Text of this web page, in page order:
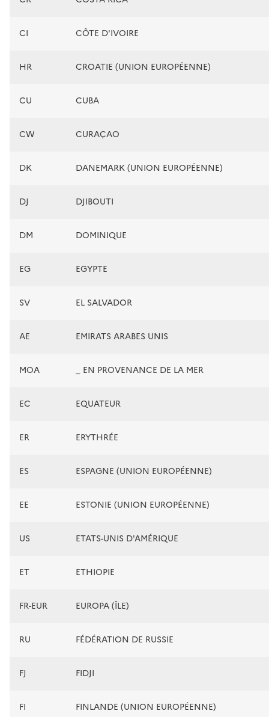
CI CÔTE D'IVOIRE
HR CROATIE (UNION EUROPÉENNE)
CU CUBA
CW CURAÇAO
DK DANEMARK (UNION EUROPÉENNE)
DJ DJIBOUTI
DM DOMINIQUE
EG EGYPTE
SV EL SALVADOR
AE EMIRATS ARABES UNIS
MOA _ EN PROVENANCE DE LA MER
EC EQUATEUR
ER ERYTHRÉE
ES ESPAGNE (UNION EUROPÉENNE)
EE ESTONIE (UNION EUROPÉENNE)
US ETATS-UNIS D'AMÉRIQUE
ET ETHIOPIE
FR-EUR EUROPA (ÎLE)
RU FÉDÉRATION DE RUSSIE
FJ FIDJI
FI FINLANDE (UNION EUROPÉENNE)